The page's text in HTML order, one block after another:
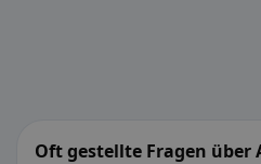
Oft gestellte Fragen über